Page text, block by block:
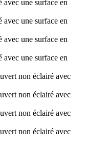
avec une surface en
avec une surface en
avec une surface en
avec une surface en
non éclairé avec
non éclairé avec
non éclairé avec
non éclairé avec